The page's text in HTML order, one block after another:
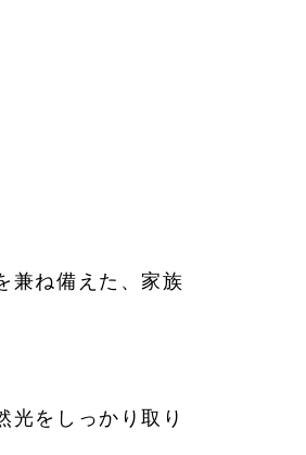
兼ね備えた、家族
光をしっかり取り